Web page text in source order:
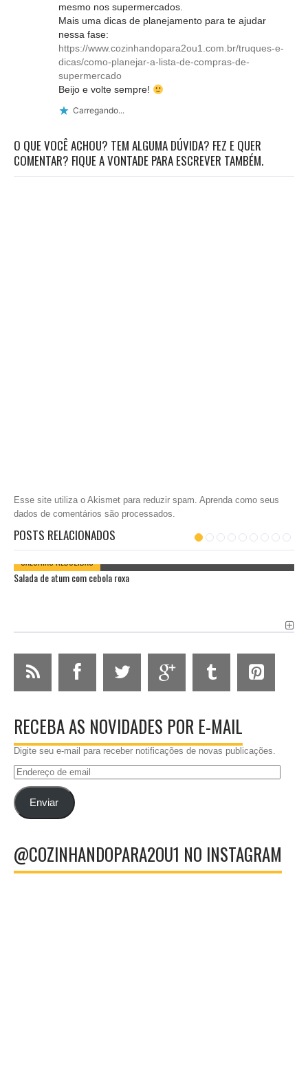
mesmo nos supermercados.
Mais uma dicas de planejamento para te ajudar
nessa fase:
https://www.cozinhandopara2ou1.com.br/truques-e-
dicas/como-planejar-a-lista-de-compras-de-
supermercado
Beijo e volte sempre!
Carregando...
O QUE VOCÊ ACHOU? TEM ALGUMA DÚVIDA? FEZ E QUER
COMENTAR? FIQUE A VONTADE PARA ESCREVER TAMBÉM.
Esse site utiliza o Akismet para reduzir spam. Aprenda como seus
dados de comentários são processados.
POSTS RELACIONADOS
CALORIAS REDUZIDAS
Salada de atum com cebola roxa
RECEBA AS NOVIDADES POR E-MAIL
Digite seu e-mail para receber notificações de novas publicações.
Endereço
emailEnviar
@COZINHANDOPARA2OU1 NO INSTAGRAM